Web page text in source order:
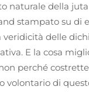
naturale della
stampato su di
delle
E la cosa
perché
volontario di